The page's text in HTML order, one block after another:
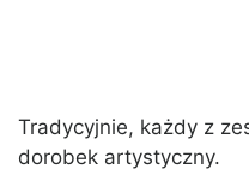
Tradycyjnie, każdy z
dorobek artystyczny.